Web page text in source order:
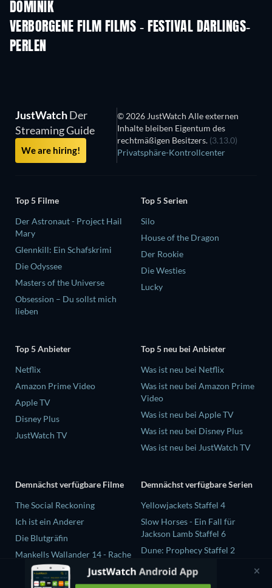
DOMINIK
VERBORGENE FILM FILMS - FESTIVAL DARLINGS-
PERLEN
JustWatchDer
Streaming Guide
We are hiring!
© 2026 JustWatch Alle externen
Inhalte bleiben Eigentum des
rechtmäßigen Besitzers. (3.13.0)
Privatsphäre-Kontrollcenter
Top 5 Filme
Der Astronaut - Project Hail
Mary
Glennkill: Ein Schafskrimi
Die Odyssee
Masters of the Universe
Obsession – Du sollst mich
lieben
Top 5 Serien
Silo
House of the Dragon
Der Rookie
Die Westies
Lucky
Top 5 Anbieter
Netflix
Amazon Prime Video
Apple TV
Disney Plus
JustWatch TV
Top 5 neu bei Anbieter
Was ist neu bei Netflix
Was ist neu bei Amazon Prime
Video
Was ist neu bei Apple TV
Was ist neu bei Disney Plus
Was ist neu bei JustWatch TV
Demnächst verfügbare Filme
The Social Reckoning
Ich ist ein Anderer
Die Blutgräfin
Mankells Wallander 14 - Rache
Beast Race
Demnächst verfügbare Serien
Yellowjackets Staffel 4
Slow Horses - Ein Fall für
Jackson Lamb Staffel 6
Dune: Prophecy Staffel 2
The Gentlemen Staffel 2
Love Is Blind: UK Staffel 3